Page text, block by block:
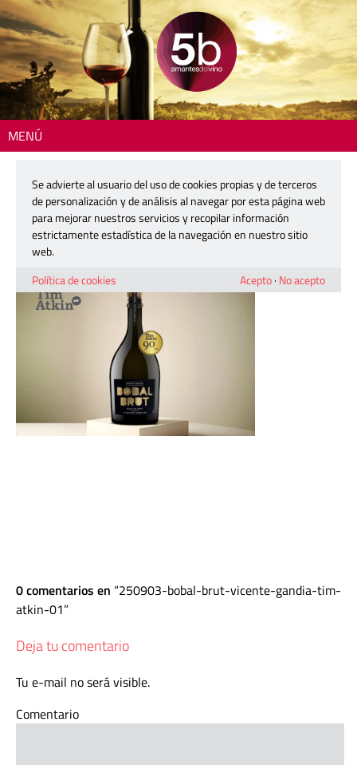
MENÚ
250903-bobal-brut-vicente-gandia-
tim-atkin-01
3 septiembre, 2025
0 comentarios en 250903-bobal-brut-vicente-gandia-tim-
atkin-01
Deja tu comentario
Tu e-mail no será visible.
Comentario
Se advierte al usuario del uso de cookies propias y de terceros
de personalización y de análisis al navegar por esta página web
para mejorar nuestros servicios y recopilar información
estrictamente estadística de la navegación en nuestro sitio
web.
Política de cookies
Acepto· No acepto